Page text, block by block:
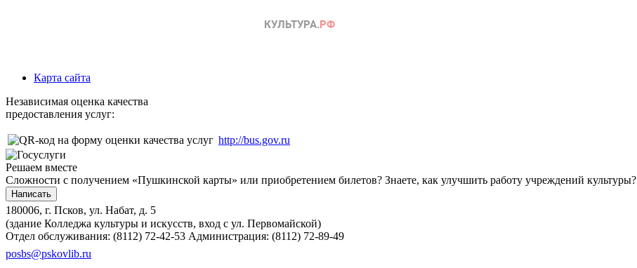
Карта сайта
Независимая оценка качества
предоставления услуг:
http://bus.gov.ru
Решаем вместе
Сложности с получением «Пушкинской карты» или приобретением билетов? Знаете, как улучшить работу учреждений культуры?
Написать
180006, г. Псков, ул. Набат, д. 5
(здание Колледжа культуры и искусств, вход с ул. Первомайской)
Отдел обслуживания: (8112) 72-42-53 Администрация: (8112) 72-89-49
posbs@pskovlib.ru